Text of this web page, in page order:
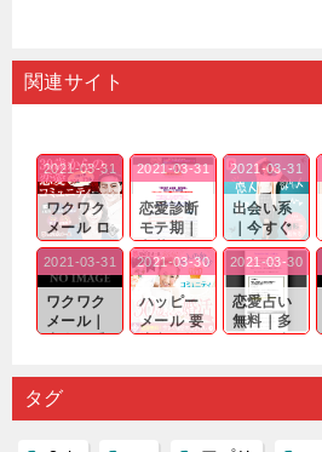
関連サイト
ワクワク
メール ロ
グイン pc
｜心の底
から真
剣...
2021-03-31
恋愛診断
モテ期｜
老若男女
問わ
ず…。
2021-03-31
出会い系
｜今すぐ
仲良くな
れる相手
探しをし
たいと...
2021-03-31
ワクワク
メール｜
出会い系
り会った
人に軽...
2021-03-31
ハッピー
メール 要
注意人物
するので
2021-03-30
恋愛占い
無料｜多
数ある出
プリの内
2021-03-30
タグ